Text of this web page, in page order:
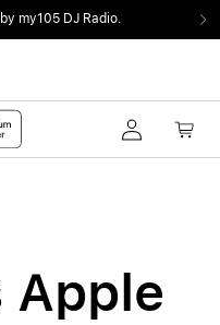
my105 DJ Radio.
Apple